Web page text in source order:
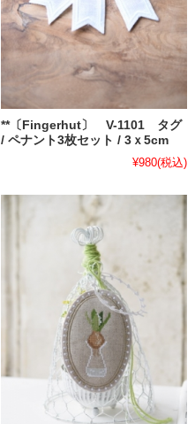
**〔Fingerhut〕 V-1101 タグ
/ ペナント3枚セット / 3ｘ5cm
¥980(税込)